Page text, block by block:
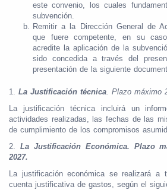
este convenio, los cuales
subvención.
Remitir a la Dirección General de
que fuere competente, en su
acredite la aplicación de la
sido concedida a través del
presentación de la siguiente
1. La Justificación técnica. Plazo máximo
La justificación técnica incluirá un
actividades realizadas, las fechas de las
de cumplimiento de los compromisos
2. La Justificación Económica. Plazo
2027.
La justificación económica se realizará a
cuenta justificativa de gastos, según el